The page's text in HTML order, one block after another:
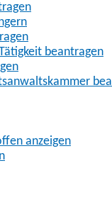
beantragen
anzeigen